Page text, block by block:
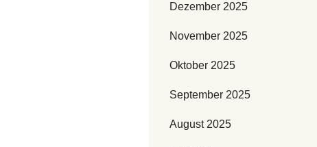
Dezember 2025
November 2025
Oktober 2025
September 2025
August 2025